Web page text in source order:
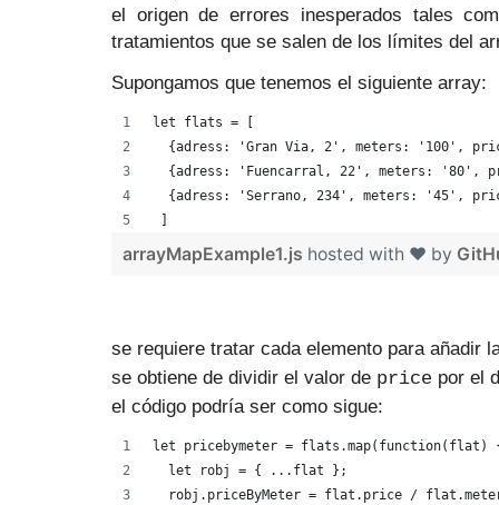
el origen de errores inesperados tales
tratamientos que se salen de los límites del
Supongamos que tenemos el siguiente array:
let flats = [
{adress: 'Gran Via, 2', meters: '100',
{adress: 'Fuencarral, 22', meters: '80',
{adress: 'Serrano, 234', meters: '45',
arrayMapExample1.js hosted with ❤ by
se requiere tratar cada elemento para añadir
se obtiene de dividir el valor de price por el
el código podría ser como sigue:
let pricebymeter =
let robj = { ...flat };
robj.priceByMeter = flat.price /